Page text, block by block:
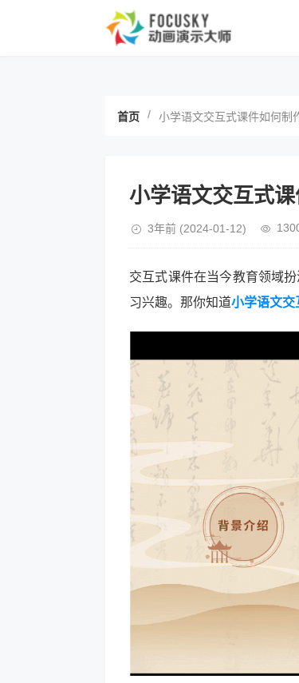
首页 / 小学语文交互式课件如何制
小学语文交互式课
3年前 (2024-01-12)
交互式课件在当今教育领域
习兴趣。那你知道小学语文交